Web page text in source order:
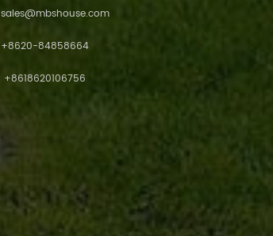
sales@mbshouse.com
+8620-84858664
+8618620106756